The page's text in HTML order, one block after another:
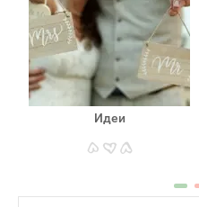
Идеи
подробнее